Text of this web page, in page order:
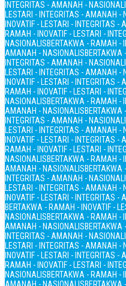
INTEGRITAS - AMANAH -
LESTARI - INTEGRITAS - AMANAH -
INOVATIF - LESTARI - INTEGRITAS
RAMAH - INOVATIF - LESTARI -
NASIONALISBERTAKWA - RAMAH -
AMANAH - NASIONALISBERTAKWA
INTEGRITAS - AMANAH -
LESTARI - INTEGRITAS - AMANAH -
INOVATIF - LESTARI - INTEGRITAS
RAMAH - INOVATIF - LESTARI -
NASIONALISBERTAKWA - RAMAH -
AMANAH - NASIONALISBERTAKWA
INTEGRITAS - AMANAH -
LESTARI - INTEGRITAS - AMANAH -
INOVATIF - LESTARI - INTEGRITAS
RAMAH - INOVATIF - LESTARI -
NASIONALISBERTAKWA - RAMAH -
AMANAH - NASIONALISBERTAKWA
INTEGRITAS - AMANAH -
LESTARI - INTEGRITAS - AMANAH -
INOVATIF - LESTARI - INTEGRITAS
BERTAKWA - RAMAH - INOVATIF -
NASIONALISBERTAKWA - RAMAH -
AMANAH - NASIONALISBERTAKWA
INTEGRITAS - AMANAH -
LESTARI - INTEGRITAS - AMANAH -
INOVATIF - LESTARI - INTEGRITAS
RAMAH - INOVATIF - LESTARI -
NASIONALISBERTAKWA - RAMAH -